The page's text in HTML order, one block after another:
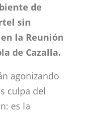
de
sin
la Reunión
de Cazalla.
agonizando
culpa del
es la